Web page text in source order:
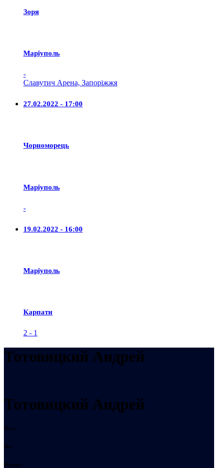
Зоря
Маріуполь
-
Славутич Арена, Запоріжжя
27.02.2022 - 17:00
Чорноморець
Маріуполь
-
19.02.2022 - 16:00
Маріуполь
Карпати
2 - 1
Тотовицкий Андрей
Тотовицкий Андрей
Рост:
Вес:
Возраст